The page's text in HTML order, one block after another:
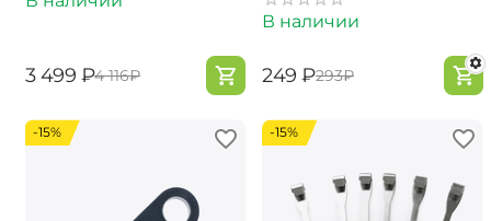
‍3 499‍ ₽‍4 116‍₽
В наличии
‍249‍ ₽‍293‍₽
-15% -15%